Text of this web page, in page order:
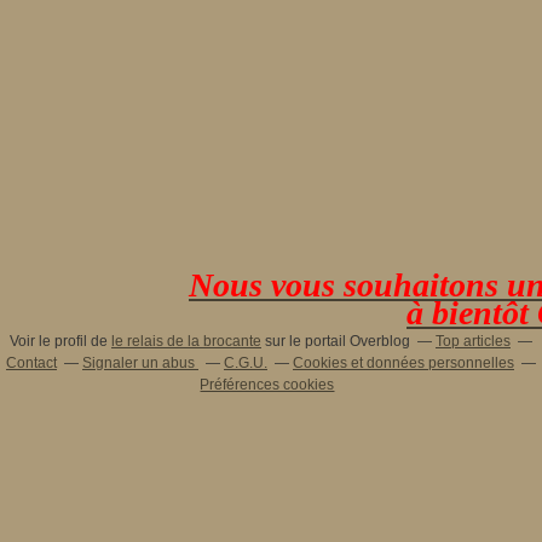
Nous vous souhaitons
à bientôt
Voir le profil de le relais de la brocante sur le portail Overblog
Top articles
Contact
Signaler un abus C.G.U.
Cookies et données personnelles
Préférences cookies